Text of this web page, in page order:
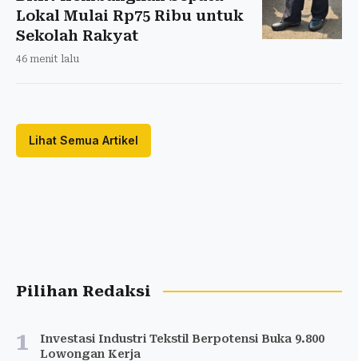
Lokal Mulai Rp75 Ribu untuk
Sekolah Rakyat
46 menit lalu
Lihat Semua Artikel
Pilihan Redaksi
1
Investasi Industri Tekstil Berpotensi Buka 9.800
Lowongan Kerja